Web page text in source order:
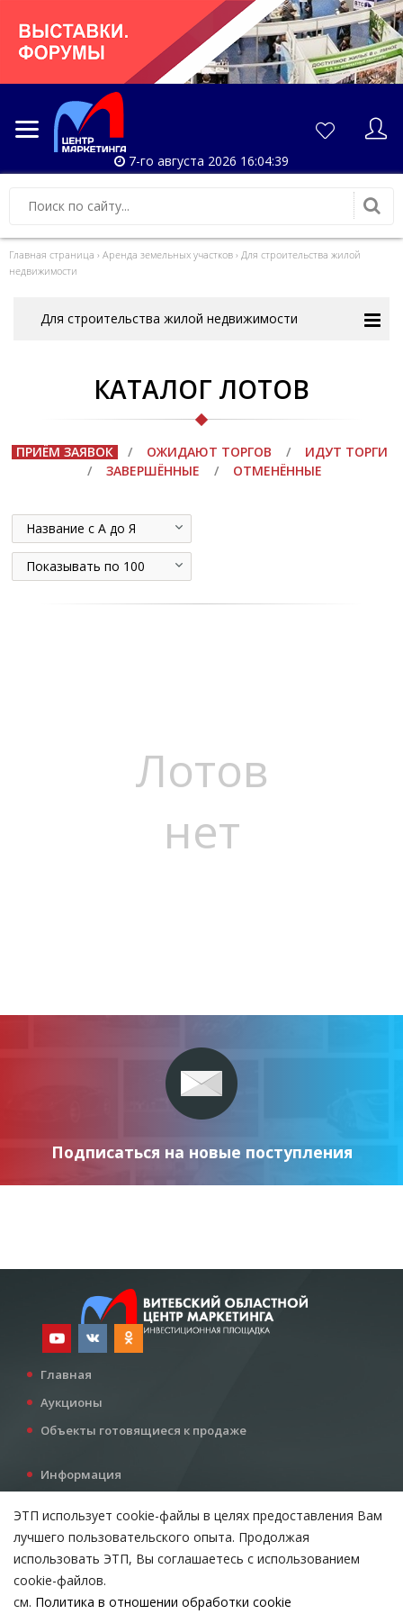
7-го августа 2026 16:04:39
Главная страница › Аренда земельных участков › Для строительства жилой
недвижимости
Для строительства жилой недвижимости
КАТАЛОГ ЛОТОВ
ПРИЁМ ЗАЯВОК / ОЖИДАЮТ ТОРГОВ /
ИДУТ ТОРГИ
/
ЗАВЕРШЁННЫЕ / ОТМЕНЁННЫЕ
Название с А до Я
Показывать по 100
Лотов
нет
Подписаться на новые поступления
Главная
Аукционы
Объекты готовящиеся к продаже
Информация
Все для инвестора
Контакты
Возникли вопросы?
ЭТП использует cookie-файлы в целях предоставления Вам
лучшего пользовательского опыта. Продолжая
использовать ЭТП, Вы соглашаетесь с использованием
cookie-файлов.
см. Политика в отношении обработки cookie